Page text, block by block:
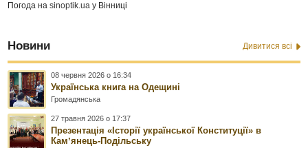
Погода наsinoptik.ua у Вінниці
Новини Дивитися всі
08 червня 2026 о 16:34
Українська книга на Одещині
Громадянська
27 травня 2026 о 17:37
Презентація «Історії української Конституції» в
Камʼянець-Подільську